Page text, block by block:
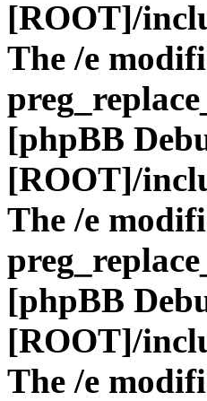
[ROOT]/
The /e
[phpBB
[ROOT]/
The /e
[phpBB
[ROOT]/
The /e